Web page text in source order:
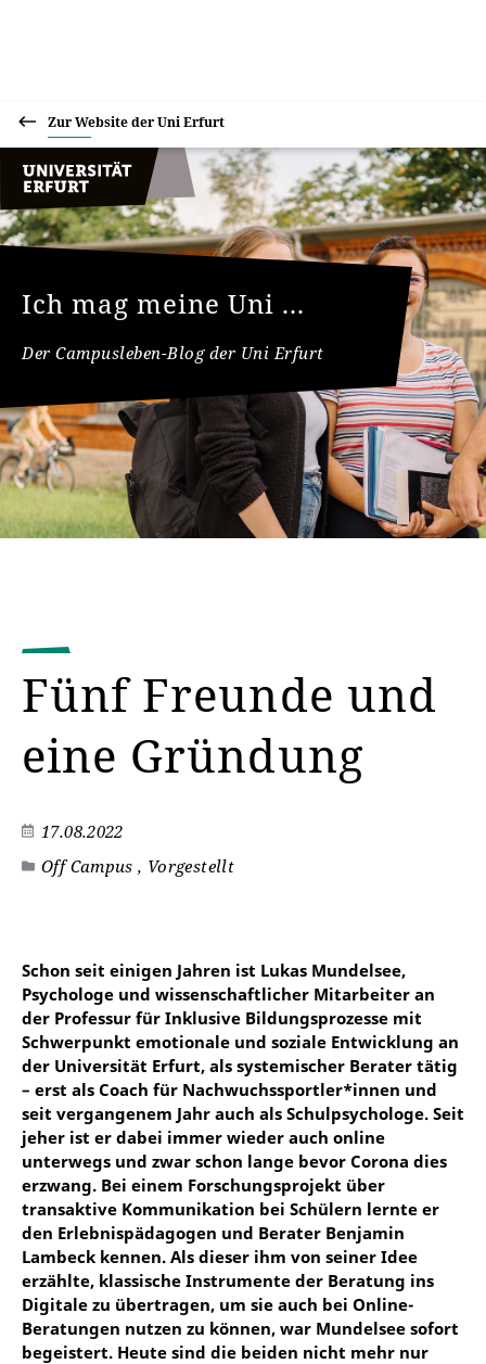
Zur Website der Uni Erfurt
Ich mag meine Uni ...
Der Campusleben-Blog der Uni Erfurt
Fünf Freunde und
eine Gründung
17.08.2022
Off Campus , Vorgestellt
Schon seit einigen Jahren ist Lukas Mundelsee,
Psychologe und wissenschaftlicher Mitarbeiter an
der Professur für Inklusive Bildungsprozesse mit
Schwerpunkt emotionale und soziale Entwicklung an
der Universität Erfurt, als systemischer Berater tätig
– erst als Coach für Nachwuchssportler*innen und
seit vergangenem Jahr auch als Schulpsychologe. Seit
jeher ist er dabei immer wieder auch online
unterwegs und zwar schon lange bevor Corona dies
erzwang. Bei einem Forschungsprojekt über
transaktive Kommunikation bei Schülern lernte er
den Erlebnispädagogen und Berater Benjamin
Lambeck kennen. Als dieser ihm von seiner Idee
erzählte, klassische Instrumente der Beratung ins
Digitale zu übertragen, um sie auch bei Online-
Beratungen nutzen zu können, war Mundelsee sofort
begeistert. Heute sind die beiden nicht mehr nur